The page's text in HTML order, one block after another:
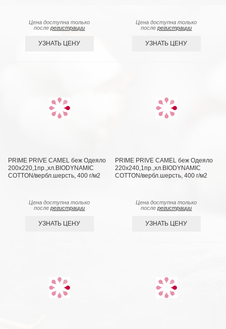
Цена доступна только
послерегистрации
УЗНАТЬ ЦЕНУ
Цена доступна только
послерегистрации
УЗНАТЬ ЦЕНУ
PRIME PRIVE CAMEL беж Одеяло
200х220,1пр.,хл.BIODYNAMIC
COTTON/вербл.шерсть, 400 г/м2
Цена доступна только
послерегистрации
УЗНАТЬ ЦЕНУ
PRIME PRIVE CAMEL беж Одеяло
220х240,1пр.,хл.BIODYNAMIC
COTTON/вербл.шерсть, 400 г/м2
Цена доступна только
послерегистрации
УЗНАТЬ ЦЕНУ